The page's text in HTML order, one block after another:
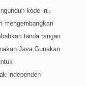
kode ini.
mengembangkan
tanda tangan
Java.Gunakan
independen